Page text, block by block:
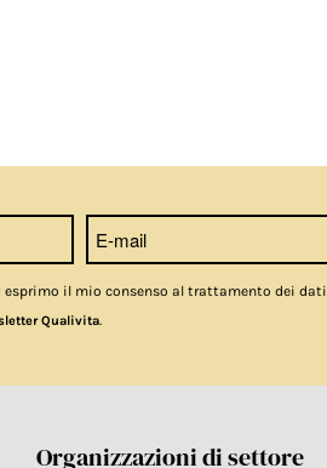
esprimo il mio consenso al trattamento dei dati
Qualivita
Organizzazioni di settore